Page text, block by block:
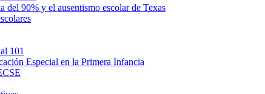
del 90% y el ausentismo escolar de Texas
101
Especial en la Primera Infancia